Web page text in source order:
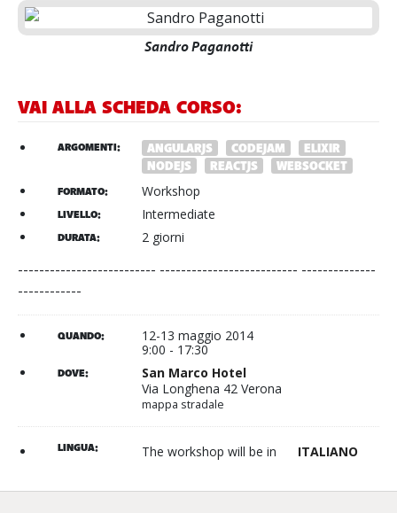
Sandro Paganotti
VAI ALLA SCHEDA CORSO:
ARGOMENTI: ANGULARJS CODEJAM
ELIXIR
NODEJS
REACTJS WEBSOCKET
FORMATO: Workshop
LIVELLO: Intermediate
DURATA: 2 giorni
-------------------------- -------------------------- --------------
------------
QUANDO:
12-13 maggio 2014
9:00 - 17:30
DOVE:
San Marco Hotel
Via Longhena 42 Verona
mappa stradale
LINGUA: The workshop will be in ITALIANO